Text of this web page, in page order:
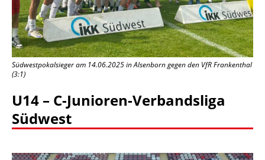
Südwestpokalsieger am 14.06.2025 in Alsenborn gegen den VfR Frankenthal
(3:1)
U14 – C-Junioren-Verbandsliga
Südwest